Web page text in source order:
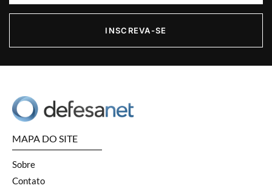
INSCREVA-SE
MAPA DO SITE
Sobre
Contato